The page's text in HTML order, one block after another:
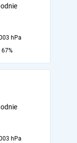
hPa
67%
hPa